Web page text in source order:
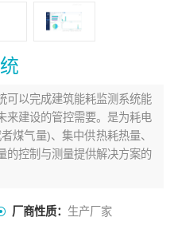
可以完成建筑能耗监测系统能
来建设的管控需要。是为耗电
煤气量)、集中供热耗热量、
的控制与测量提供解决方案的
厂商性质： 生产厂家